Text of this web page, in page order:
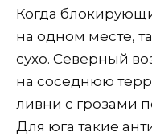
Когда
на одном месте,
сухо. Северный
на соседнюю
ливни с грозами
Для юга такие